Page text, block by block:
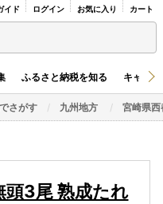
イド ログイン お気に入り カート
ふるさと納税を知る キャン
さがす 九州地方 宮崎県西
頭3尾 熟成たれ